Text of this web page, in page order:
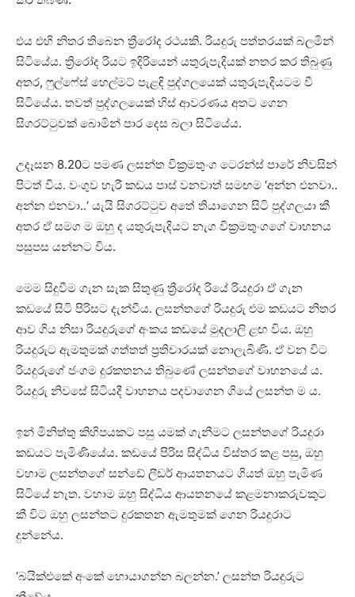
එය එහි නිතර තිබෙන ත්‍රීරෝද රථයකි. රියදුරු පත්තරයක් බලමින්
සිටියේය. ත්‍රිරෝද රියට ඉදිරියෙන් යතුරුපැදියක් නතර කර තිබුණු
අතර, ෆුල්ෆේස් හෙල්මට් පැළඳි පුද්ගලයෙක් යතුරුපැදියටම වී
සිටියේය. තවත් පුද්ගලයෙක් හිස් ආවරණය අතට ගෙන
සිගරට්ටුවක් බොමින් පාර දෙස බලා සිටියේය.
උදෑසන 8.20ට පමණ ලසන්ත වික්‍රමතුංග ටෙරන්ස් පාරේ නිවසින්
පිටත් විය. වංගුව හැරී කඩය පාස් වනවාත් සමඟම ‘අන්න එනවා..
අන්න එනවා..‘ යැයි සිගරට්ටුව අතේ තියාගෙන සිටි පුද්ගලයා කී
අතර ඒ සමග ම ඔහු ද යතුරුපැදියට නැග වික්‍රමතුංගගේ වාහනය
පසුපස යන්නට විය.
මෙම සිදුවීම ගැන සැක සිතුණු ත්‍රීරෝද රියේ රියදුරා ඒ ගැන
කඩයේ සිටි පිරිසට දැන්වීය. ලසන්තගේ රියදුරු එම කඩයට නිතර
ආව ගිය නිසා රියදුරුගේ අංකය කඩයේ මුදලාලි ළඟ විය. ඔහු
රියදුරුට ඇමතුමක් ගත්තත් ප්‍රතිචාරයක් නොලැබිණි. ඒ වන විට
රියදුරුගේ ජංගම දුරකතනය තිබුණේ ලසන්තගේ වාහනයේ ය.
රියදුරු නිවසේ සිටියදී වාහනය පදවාගෙන ගියේ ලසන්ත ම ය.
ඉන් මිනිත්තු කිහිපයකට පසු යමක් ගැනීමට ලසන්තගේ රියදුරා
කඩයට පැමිණියේය. කඩයේ පිරිස සිද්ධිය විස්තර කළ පසු, ඔහු
වහාම ලසන්තගේ සන්ඩේ ලීඩර් ආයතනයට ගියත් ඔහු පැමිණ
සිටියේ නැත. වහාම ඔහු සිද්ධිය ආයතනයේ කළමනාකරුවකුට
කී විට ඔහු ලසන්තට දුරකතන ඇමතුමක් ගෙන රියදුරාට
දුන්නේය.
‘බයික්එකේ අංකේ හොයාගන්න බලන්න.’ ලසන්ත රියදුරුට